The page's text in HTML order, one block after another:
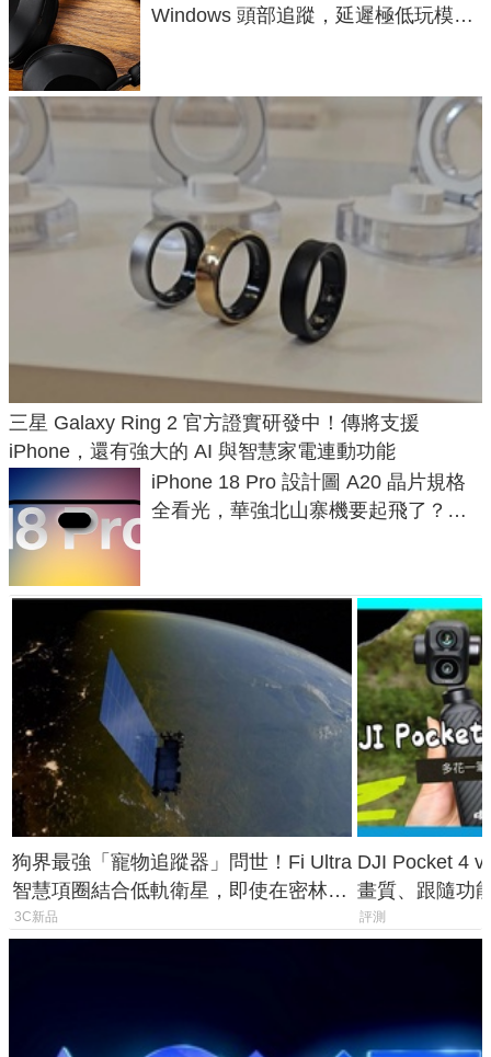
Windows 頭部追蹤，延遲極低玩模擬
三星 Galaxy Ring 2 官方證實研發中！傳將支援
iPhone，還有強大的 AI 與智慧家電連動功能
iPhone 18 Pro 設計圖 A20 晶片規格
全看光，華強北山寨機要起飛了？專
狗界最強「寵物追蹤器」問世！Fi Ultra
智慧項圈結合低軌衛星，即使在密林山
谷也能精準找回愛犬
3C新品
DJI Pocket 4
畫質、跟隨功
一次看懂兩台
評測